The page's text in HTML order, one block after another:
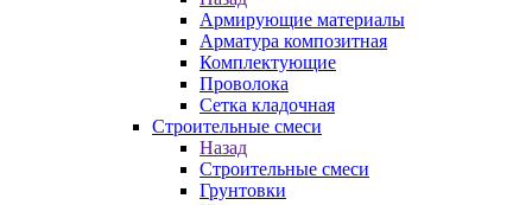
Армирующие материалы
Арматура композитная
Комплектующие
Проволока
Сетка кладочная
Строительные смеси
Назад
Строительные смеси
Грунтовки